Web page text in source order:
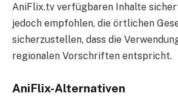
AniFlix.tv verfügbaren Inhalte
jedoch empfohlen, die örtlichen
sicherzustellen, dass die
regionalen Vorschriften entspricht.
AniFlix-Alternativen